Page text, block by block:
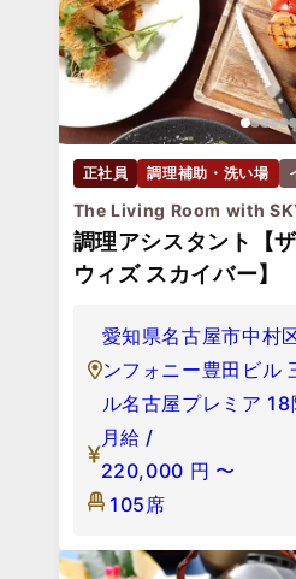
正社員 調理補助・洗い場
The Living Room with
調理アシスタント【
ウィズ スカイバー】
愛知県名古屋市中村
ンフォニー豊田ビル
ル名古屋プレミア 18
月給 /
220,000 円 〜
105席